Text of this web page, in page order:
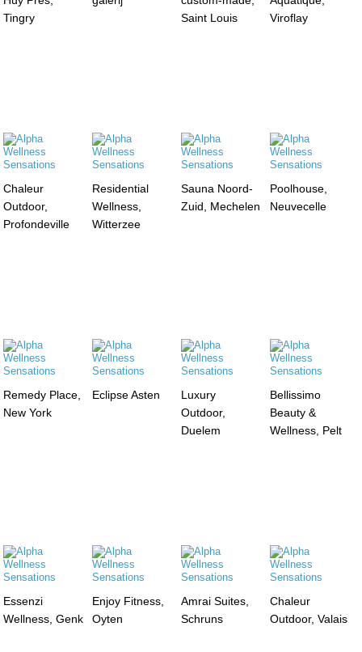
Tingry
Saint Louis
Viroflay
Chaleur
Outdoor,
Profondeville
Residential
Wellness,
Witterzee
Sauna Noord-
Zuid, Mechelen
Poolhouse,
Neuvecelle
Remedy Place,
New York
Eclipse Asten
Luxury
Outdoor,
Duelem
Bellissimo
Beauty &
Wellness, Pelt
Essenzi
Wellness, Genk
Enjoy Fitness,
Oyten
Amrai Suites,
Schruns
Chaleur
Outdoor, Valais